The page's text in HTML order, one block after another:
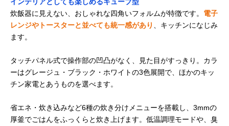
炊飯器に見えない、おしゃれな四角いフォルムが特徴です。 電子
レンジやトースターと並べても統一感があり
、キッチンになじみ
ます。
タッチパネル式で操作部の凹凸がなく、見た目がすっきり。カラ
ーはグレージュ・ブラック・ホワイトの3色展開で、ほかのキッ
チン家電とあうものを選べます。
省エネ・炊き込みなど6種の炊き分けメニューを搭載し、3mmの
厚釜でごはんをふっくらと炊き上げます。低温調理モードや、臭